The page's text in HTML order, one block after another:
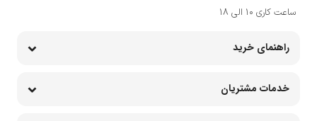
ساعت کاری 10 الی 18
راهنمای خرید
خدمات مشتریان